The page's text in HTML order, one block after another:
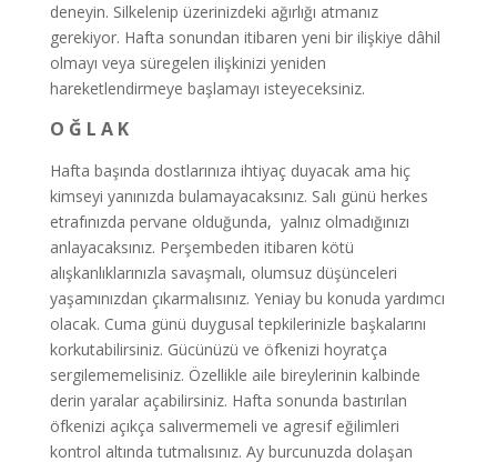
deneyin. Silkelenip üzerinizdeki ağırlığı atmanız
gerekiyor. Hafta sonundan itibaren yeni bir ilişkiye dâhil
olmayı veya süregelen ilişkinizi yeniden
hareketlendirmeye başlamayı isteyeceksiniz.
O Ğ L A K
Hafta başında dostlarınıza ihtiyaç duyacak ama hiç
kimseyi yanınızda bulamayacaksınız. Salı günü herkes
etrafınızda pervane olduğunda, yalnız olmadığınızı
anlayacaksınız. Perşembeden itibaren kötü
alışkanlıklarınızla savaşmalı, olumsuz düşünceleri
yaşamınızdan çıkarmalısınız. Yeniay bu konuda yardımcı
olacak. Cuma günü duygusal tepkilerinizle başkalarını
korkutabilirsiniz. Gücünüzü ve öfkenizi hoyratça
sergilememelisiniz. Özellikle aile bireylerinin kalbinde
derin yaralar açabilirsiniz. Hafta sonunda bastırılan
öfkenizi açıkça salıvermemeli ve agresif eğilimleri
kontrol altında tutmalısınız. Ay burcunuzda dolaşan